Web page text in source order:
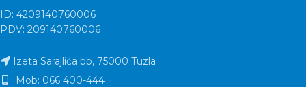
ID: 4209140760006
PDV: 209140760006
Izeta Sarajlića bb, 75000 Tuzla
Mob: 066 400-444